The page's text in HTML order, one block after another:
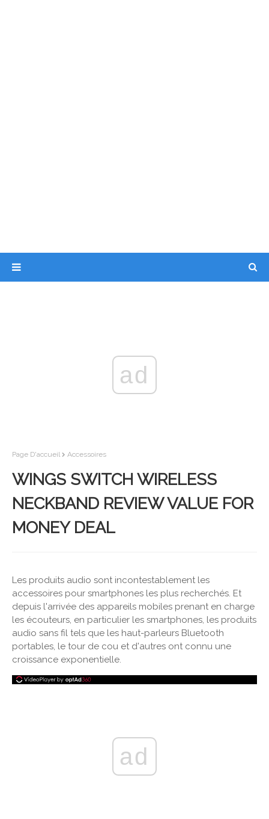
ad
Page D'accueil Accessoires
WINGS SWITCH WIRELESS
NECKBAND REVIEW VALUE FOR
MONEY DEAL
Les produits audio sont incontestablement les
accessoires pour smartphones les plus recherchés. Et
depuis l'arrivée des appareils mobiles prenant en charge
les écouteurs, en particulier les smartphones, les produits
audio sans fil tels que les haut-parleurs Bluetooth
portables, le tour de cou et d'autres ont connu une
croissance exponentielle.
ad